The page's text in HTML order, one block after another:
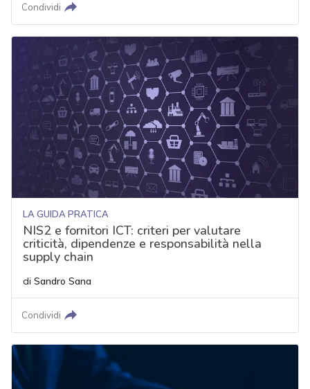
Condividi
LA GUIDA PRATICA
NIS2 e fornitori ICT: criteri per valutare
criticità, dipendenze e responsabilità nella
supply chain
di Sandro Sana
Condividi